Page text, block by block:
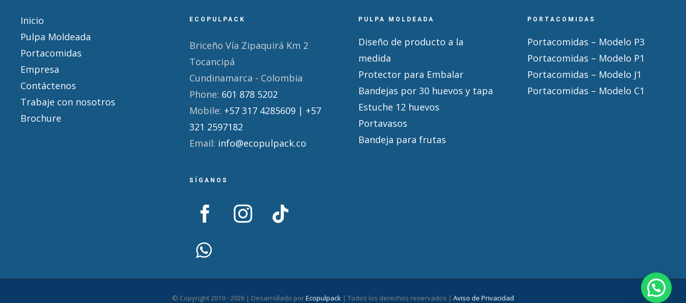
Inicio
Pulpa Moldeada
Portacomidas
Empresa
Contáctenos
Trabaje con nosotros
Brochure
ECOPULPACK
Briceño Vía Zipaquirá Km 2
Tocancipá
Cundinamarca - Colombia
Phone: 601 878 5202
Mobile: +57 317 4285609 | +57
321 2597182
Email: info@ecopulpack.co
SÍGANOS
PULPA MOLDEADA
Diseño de producto a la
medida
Protector para Embalar
Bandejas por 30 huevos y tapa
Estuche 12 huevos
Portavasos
Bandeja para frutas
PORTACOMIDAS
Portacomidas – Modelo P3
Portacomidas – Modelo P1
Portacomidas – Modelo J1
Portacomidas – Modelo C1
© Copyright 2019 -2026 | Desarrollado porEcopulpack | Todos los derechos reservados | Aviso de Privacidad